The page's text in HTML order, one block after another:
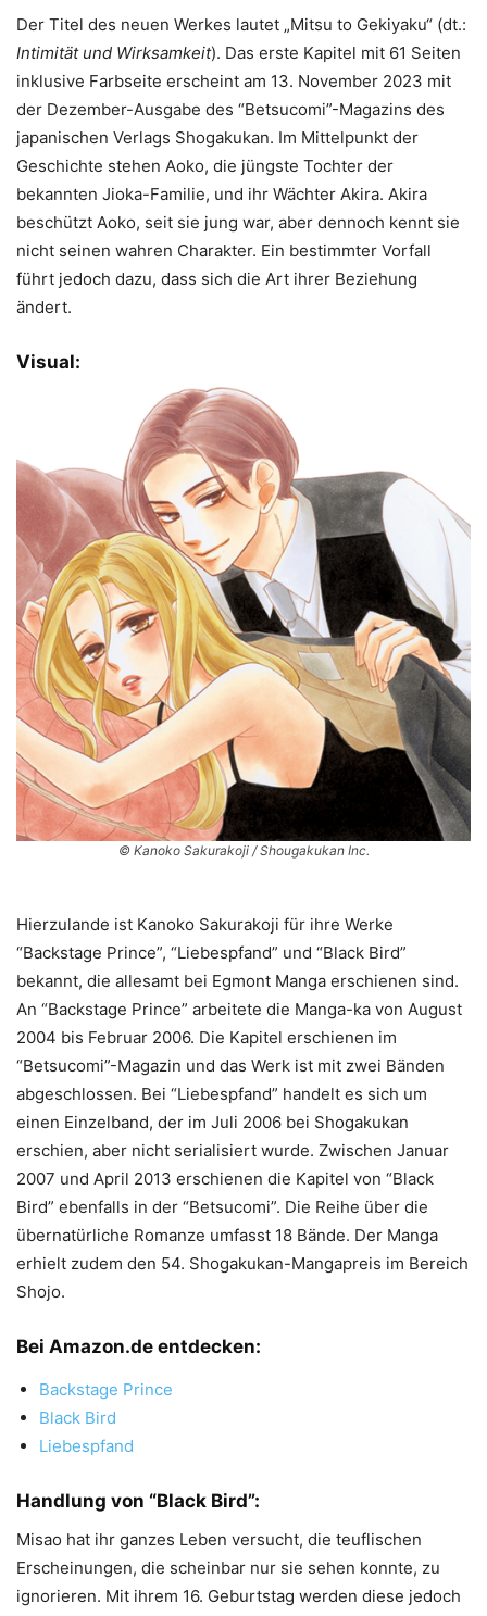
Der Titel des neuen Werkes lautet „Mitsu to Gekiyaku“ (dt.:
Intimität und Wirksamkeit). Das erste Kapitel mit 61 Seiten
inklusive Farbseite erscheint am 13. November 2023 mit
der Dezember-Ausgabe des “Betsucomi”-Magazins des
japanischen Verlags Shogakukan. Im Mittelpunkt der
Geschichte stehen Aoko, die jüngste Tochter der
bekannten Jioka-Familie, und ihr Wächter Akira. Akira
beschützt Aoko, seit sie jung war, aber dennoch kennt sie
nicht seinen wahren Charakter. Ein bestimmter Vorfall
führt jedoch dazu, dass sich die Art ihrer Beziehung
ändert.
Visual:
© Kanoko Sakurakoji / Shougakukan Inc.
Hierzulande ist Kanoko Sakurakoji für ihre Werke
“Backstage Prince”, “Liebespfand” und “Black Bird”
bekannt, die allesamt bei Egmont Manga erschienen sind.
An “Backstage Prince” arbeitete die Manga-ka von August
2004 bis Februar 2006. Die Kapitel erschienen im
“Betsucomi”-Magazin und das Werk ist mit zwei Bänden
abgeschlossen. Bei “Liebespfand” handelt es sich um
einen Einzelband, der im Juli 2006 bei Shogakukan
erschien, aber nicht serialisiert wurde. Zwischen Januar
2007 und April 2013 erschienen die Kapitel von “Black
Bird” ebenfalls in der “Betsucomi”. Die Reihe über die
übernatürliche Romanze umfasst 18 Bände. Der Manga
erhielt zudem den 54. Shogakukan-Mangapreis im Bereich
Shojo.
Bei Amazon.de entdecken:
Backstage Prince
Black Bird
Liebespfand
Handlung von “Black Bird”:
Misao hat ihr ganzes Leben versucht, die teuflischen
Erscheinungen, die scheinbar nur sie sehen konnte, zu
ignorieren. Mit ihrem 16. Geburtstag werden diese jedoch